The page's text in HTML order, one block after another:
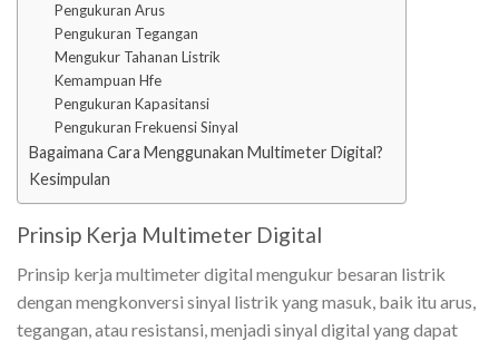
Pengukuran Arus
Pengukuran Tegangan
Mengukur Tahanan Listrik
Kemampuan Hfe
Pengukuran Kapasitansi
Pengukuran Frekuensi Sinyal
Bagaimana Cara Menggunakan Multimeter Digital?
Kesimpulan
Prinsip Kerja Multimeter Digital
Prinsip kerja multimeter digital mengukur besaran listrik
dengan mengkonversi sinyal listrik yang masuk, baik itu arus,
tegangan, atau resistansi, menjadi sinyal digital yang dapat